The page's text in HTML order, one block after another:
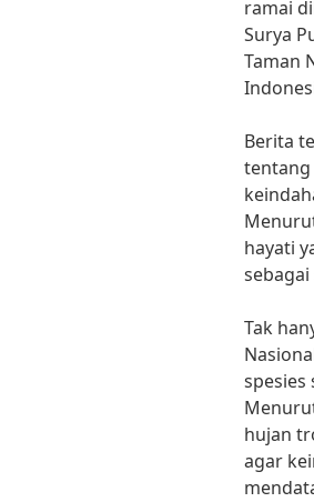
ramai
Surya
Taman
Berita
tentang
hayati
Tak
hujan
agar